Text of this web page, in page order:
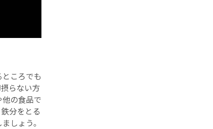
ころでも
らない方
の食品で
分をとる
しょう。